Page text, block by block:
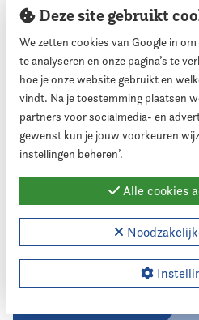
Scriptieprijs (4)
Sterke Raad (369)
Veiligheid (77)
Vergoedingen (66)
Verlof & vervanging (4)
Werkdruk (7)
Andere pagina's
Controle & toezicht
Deze site gebruikt
We zetten cookies van Google in
te analyseren en onze pagina’s te
hoe je onze website gebruikt en
vindt. Na je toestemming plaatsen
partners voor socialmedia- en
gewenst kun je jouw voorkeuren
instellingen beheren’.
Alle cookies